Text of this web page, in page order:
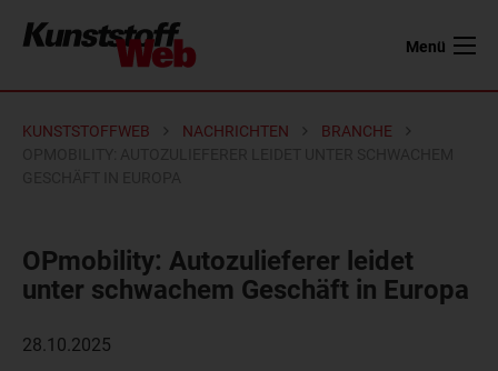
Menü
KUNSTSTOFFWEB NACHRICHTEN
BRANCHE
OPmobility: Autozulieferer leidet
unter schwachem Geschäft in Europa
28.10.2025